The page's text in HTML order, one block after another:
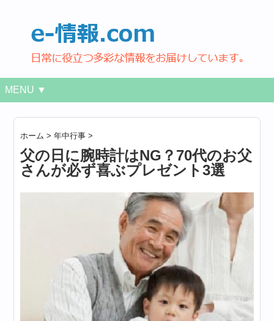
MENU ▼
ホーム >年中行事 >
父の日に腕時計はNG？70代のお父
さんが必ず喜ぶプレゼント3選